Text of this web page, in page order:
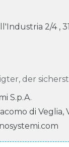
2/4,
der
S.p.A.
di